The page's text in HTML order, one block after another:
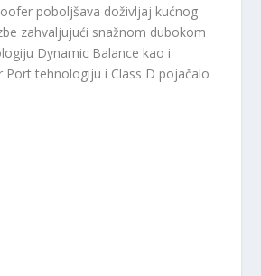
poboljšava doživljaj kućnog
zahvaljujući snažnom dubokom
Dynamic Balance kao i
Port tehnologiju i Class D pojačalo